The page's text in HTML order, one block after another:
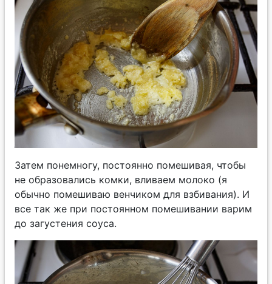
Затем понемногу, постоянно помешивая, чтобы
не образовались комки, вливаем молоко (я
обычно помешиваю венчиком для взбивания). И
все так же при постоянном помешивании варим
до загустения соуса.